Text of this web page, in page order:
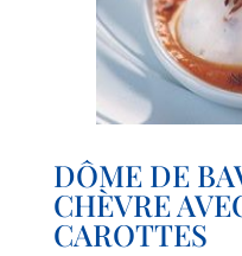
DÔME DE
CHÈVRE
CAROTTES